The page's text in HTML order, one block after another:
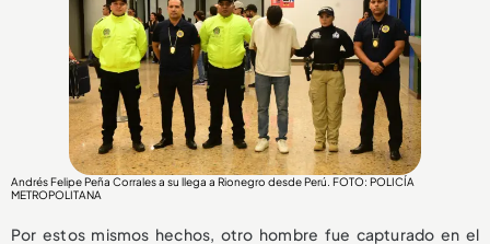
Andrés Felipe Peña Corrales a su llega a Rionegro desde Perú. FOTO: POLICÍA
METROPOLITANA
Por estos mismos hechos, otro hombre fue capturado en el